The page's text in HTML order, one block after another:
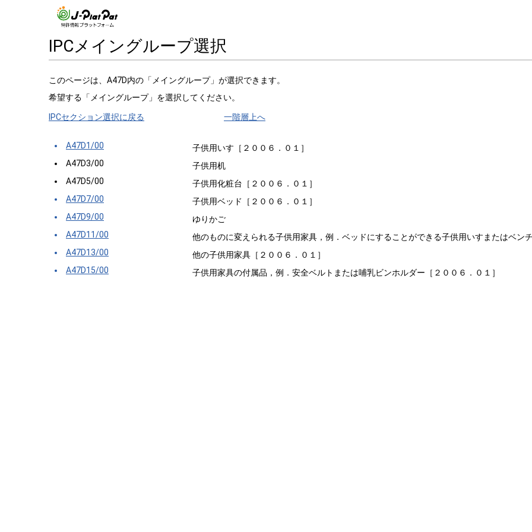
IPCメイングループ選択
このページは、A47D内の「メイングループ」が選択できます。
希望する「メイングループ」を選択してください。
IPCセクション選択に戻る 一階層上へ
A47D1/00 子供用いす［２００６．０１］
A47D3/00
子供用机
A47D5/00
子供用化粧台［２００６．０１］
A47D7/00
子供用ベッド［２００６．０１］
A47D9/00
ゆりかご
A47D11/00
他のものに変えられる子供用家具，例．ベッドにすることができる子供用いすまたはベン
A47D13/00
他の子供用家具［２００６．０１］
A47D15/00
子供用家具の付属品，例．安全ベルトまたは哺乳ビンホルダー［２００６．０１］